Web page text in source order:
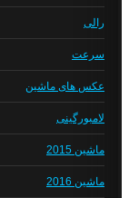
رالی
سرعت
عکس های ماشین
لامبورگینی
ماشین 2015
ماشین 2016